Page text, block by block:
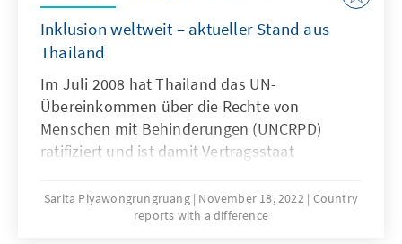
Inklusion weltweit – aktueller Stand aus
Thailand
Im Juli 2008 hat Thailand das UN-
Übereinkommen über die Rechte von
Menschen mit Behinderungen (UNCRPD)
ratifiziert und ist damit Vertragsstaat
mangelnde Einhaltung der Konvention sind
jedoch nach wie vor die Ursache für zu viele
Sarita Piyawongrungruang November 18, 2022 Country
reports with a difference